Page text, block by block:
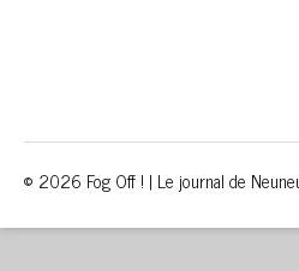
© 2026 Fog Off ! | Le journal de